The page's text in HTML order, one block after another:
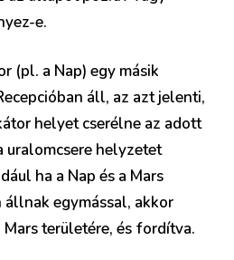
e.
(pl. a Nap) egy másik
áll, az azt jelenti,
helyet cserélne az adott
uralomcsere helyzetet
ha a Nap és a Mars
egymással, akkor
területére, és fordítva.